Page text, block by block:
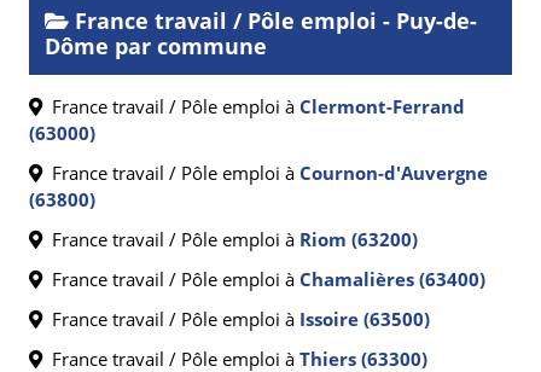
France travail / Pôle emploi - Puy-de-
Dôme par commune
France travail / Pôle emploi à Clermont-Ferrand
(63000)
France travail / Pôle emploi à Cournon-d'Auvergne
(63800)
France travail / Pôle emploi à Riom (63200)
France travail / Pôle emploi à Chamalières (63400)
France travail / Pôle emploi à Issoire (63500)
France travail / Pôle emploi à Thiers (63300)